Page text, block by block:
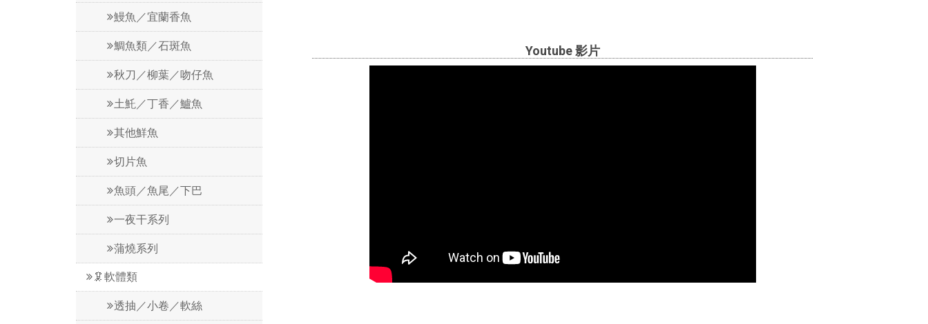
鰻魚／宜蘭香魚
鯛魚類／石斑魚
秋刀／柳葉／吻仔魚
土魠／丁香／鱸魚
其他鮮魚
切片魚
魚頭／魚尾／下巴
一夜干系列
蒲燒系列
🦑軟體類
透抽／小卷／軟絲
Youtube 影片